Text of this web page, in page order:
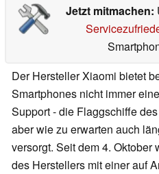
Jetzt mitmachen:
Der Hersteller Xiaomi bietet
Smartphones nicht immer
Support - die Flaggschiffe
aber wie zu erwarten auch
versorgt. Seit dem 4.
des Herstellers mit einer auf